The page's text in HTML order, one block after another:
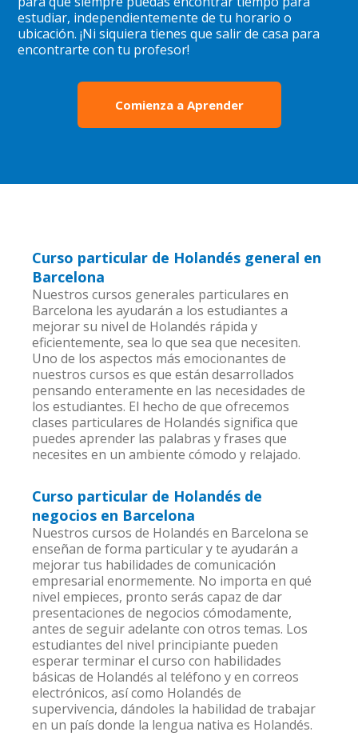
estudiar, independientemente de tu horario o
ubicación. ¡Ni siquiera tienes que salir de casa para
encontrarte con tu profesor!
Comienza a Aprender
Curso particular de Holandés general en
Barcelona
Nuestros cursos generales particulares en
Barcelona les ayudarán a los estudiantes a
mejorar su nivel de Holandés rápida y
eficientemente, sea lo que sea que necesiten.
Uno de los aspectos más emocionantes de
nuestros cursos es que están desarrollados
pensando enteramente en las necesidades de
los estudiantes. El hecho de que ofrecemos
clases particulares de Holandés significa que
puedes aprender las palabras y frases que
necesites en un ambiente cómodo y relajado.
Curso particular de Holandés de
negocios en Barcelona
Nuestros cursos de Holandés en Barcelona se
enseñan de forma particular y te ayudarán a
mejorar tus habilidades de comunicación
empresarial enormemente. No importa en qué
nivel empieces, pronto serás capaz de dar
presentaciones de negocios cómodamente,
antes de seguir adelante con otros temas. Los
estudiantes del nivel principiante pueden
esperar terminar el curso con habilidades
básicas de Holandés al teléfono y en correos
electrónicos, así como Holandés de
supervivencia, dándoles la habilidad de trabajar
en un país donde la lengua nativa es Holandés.